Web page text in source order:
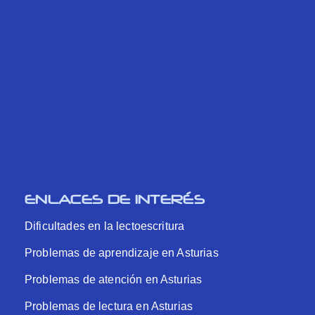
ENLACES DE INTERÉS
Dificultades en la lectoescritura
Problemas de aprendizaje en Asturias
Problemas de atención en Asturias
Problemas de lectura en Asturias